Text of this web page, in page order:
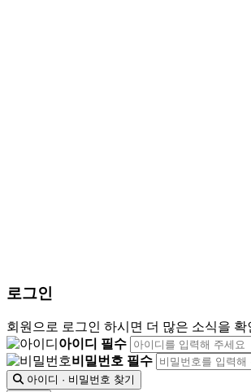
로그인
회원으로 로그인 하시면 더 많은 소식을
아이디 필수
비밀번호 필수
아이디 · 비밀번호 찾기